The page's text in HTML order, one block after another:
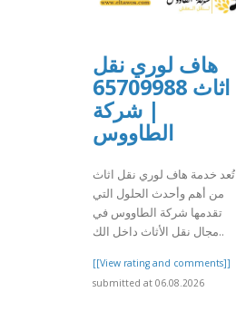
هاف لوري نقل
اثاث 65709988
| شركة
الطاووس
تُعد خدمة هاف لوري نقل اثاث
من أهم وأحدث الحلول التي
تقدمها شركة الطاووس في
مجال نقل الأثاث داخل الك..
[[View rating and comments]]
submitted at 06.08.2026